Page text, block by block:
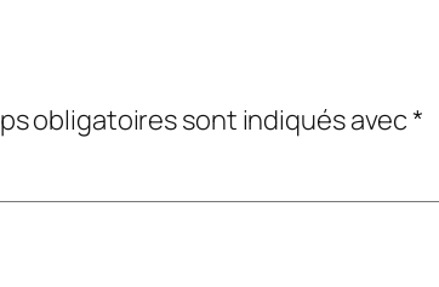
obligatoires sont indiqués avec*